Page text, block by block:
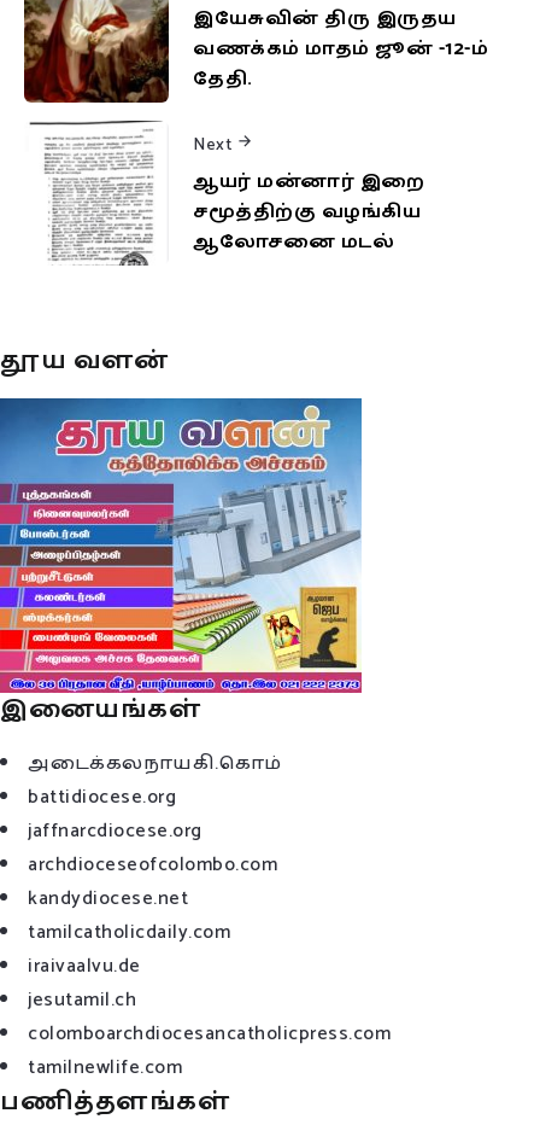
இயேசுவின் திரு இருதய
வணக்கம் மாதம் ஜூன் -12-ம்
தேதி.
Next
ஆயர் மன்னார் இறை
சமூத்திற்கு வழங்கிய
ஆலோசனை மடல்
தூய வளன்
இனையங்கள்
அடைக்கலநாயகி.கொம்
battidiocese.org
jaffnarcdiocese.org
archdioceseofcolombo.com
kandydiocese.net
tamilcatholicdaily.com
iraivaalvu.de
jesutamil.ch
colomboarchdiocesancatholicpress.com
tamilnewlife.com
பணித்தளங்கள்